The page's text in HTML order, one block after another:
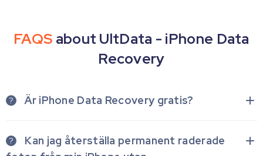
FAQS about UltData - iPhone Data
Recovery
? Är iPhone Data Recovery gratis?
?
Kan jag återställa permanent raderade